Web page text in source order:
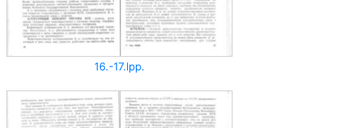
16.-17.lpp.